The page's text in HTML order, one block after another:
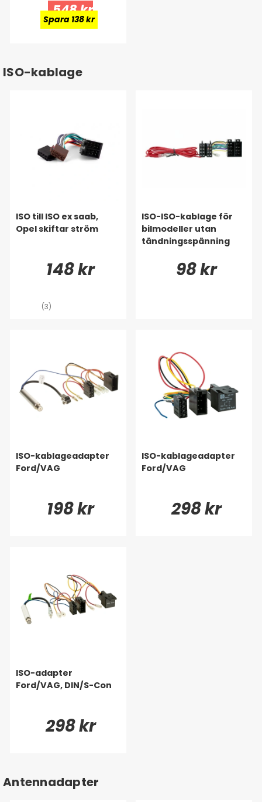
548 kr
Spara 138 kr
ISO-kablage
ISO till ISO ex saab,
Opel skiftar ström
148 kr
(3)
ISO-ISO-kablage för
bilmodeller utan
tändningsspänning
98 kr
ISO-kablageadapter
Ford/VAG
198 kr
ISO-kablageadapter
Ford/VAG
298 kr
ISO-adapter
Ford/VAG, DIN/S-Con
298 kr
Antennadapter